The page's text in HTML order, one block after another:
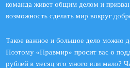
команда живет общим делом и
возможность сделать мир вокруг
Такое важное и большое дело можно
Поэтому «Правмир» просит вас о
рублей в месяц это много или мало?